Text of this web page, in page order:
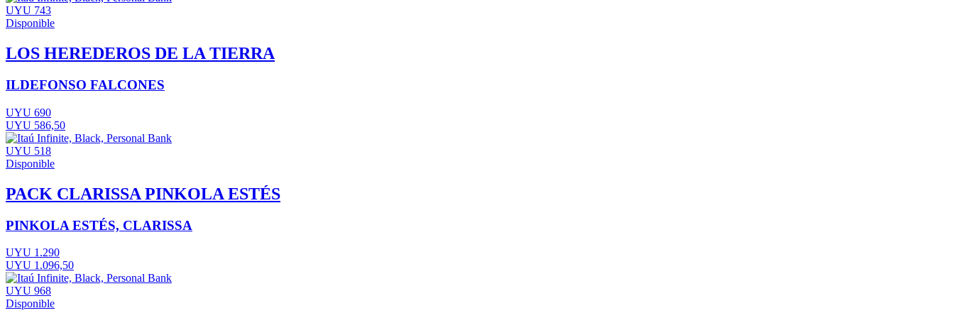
UYU 743
Disponible
LOS HEREDEROS DE LA TIERRA
ILDEFONSO FALCONES
UYU 690
UYU 586,50
UYU 518
Disponible
PACK CLARISSA PINKOLA ESTÉS
PINKOLA ESTÉS, CLARISSA
UYU 1.290
UYU 1.096,50
UYU 968
Disponible